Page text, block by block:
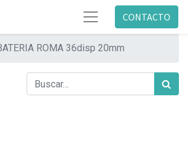
CONTACTO
ROMA 36disp 20mm